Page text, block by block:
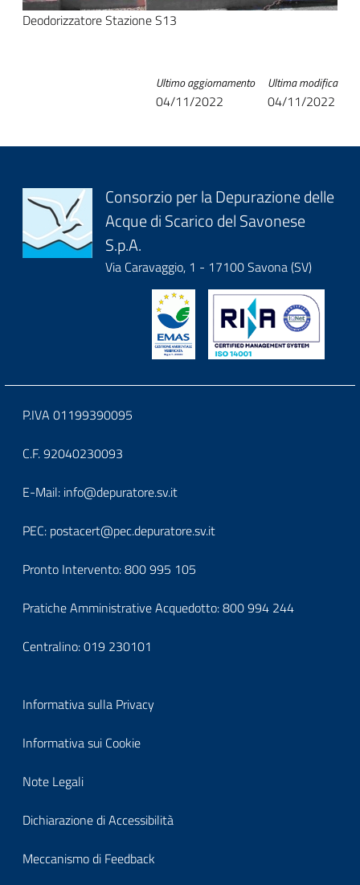
Deodorizzatore Stazione S13
Ultima modifica
04/11/2022
Ultimo aggiornamento
04/11/2022
Block
it-
block-
logoeintestazionedelsito
Consorzio per la Depurazione delle
Acque di Scarico del Savonese
S.p.A.
Via Caravaggio, 1 - 17100 Savona (SV)
Block
it-
block-
footerindirizzo
P.IVA 01199390095
C.F. 92040230093
Block
it-
block-
footercontatti
E-Mail: info@depuratore.sv.it
PEC: postacert@pec.depuratore.sv.it
Pronto Intervento:800 995 105
Pratiche Amministrative Acquedotto:800 994 244
Centralino:019 230101
Block
it-
block-
footerprivacy
Informativa sulla Privacy
Informativa sui Cookie
Note Legali
Dichiarazione di Accessibilità
Meccanismo di Feedback